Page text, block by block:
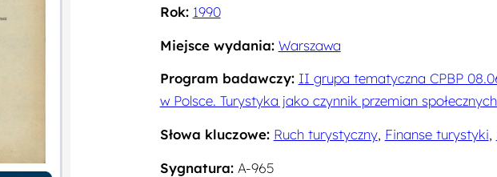
Rok: 1990
Miejsce wydania: Warszawa
Program badawczy: II grupa tematyczna CPBP
w Polsce. Turystyka jako czynnik przemian
Słowa kluczowe: Ruch turystyczny, Finanse turystyki,
Sygnatura:A-965